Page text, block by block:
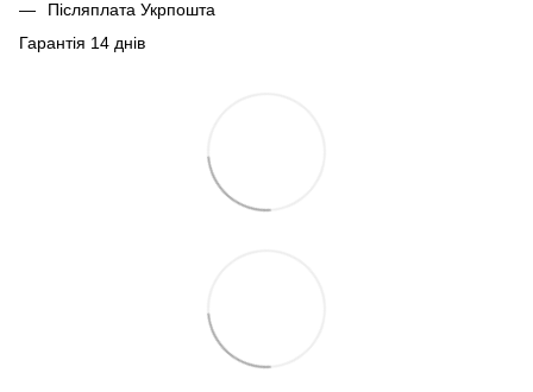
Післяплата Укрпошта
Гарантія 14 днів